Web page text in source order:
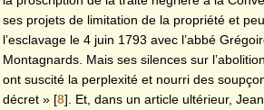
ses projets de limitation de la propriété et
l’esclavage le 4 juin 1793 avec l’abbé
Montagnards. Mais ses silences sur
ont suscité la perplexité et nourri des
décret » [8] . Et, dans un article ultérieur,